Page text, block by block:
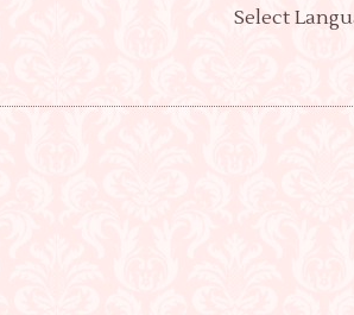
Select